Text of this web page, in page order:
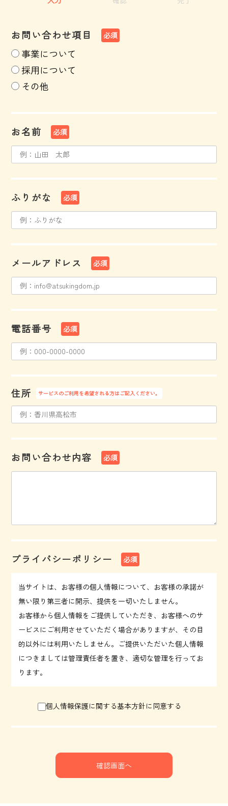
お問い合わせ項目 必須
事業について
採用について
その他
お名前 必須
ふりがな 必須
メールアドレス 必須
電話番号 必須
住所 サービスのご利用を希望される方はご記入ください。
お問い合わせ内容 必須
プライバシーポリシー 必須
当サイトは、お客様の個人情報について、お客様の承諾が
無い限り第三者に開示、提供を一切いたしません。
お客様から個人情報をご提供していただき、お客様へのサ
ービスにご利用させていただく場合がありますが、その目
的以外には利用いたしません。ご提供いただいた個人情報
につきましては管理責任者を置き、適切な管理を行ってお
ります。
個人情報保護に関する基本方針に同意する
確認画面へ